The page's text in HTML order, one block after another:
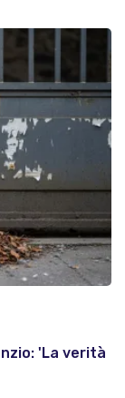
'La verità